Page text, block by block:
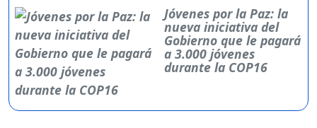
Jóvenes por la Paz: la
nueva iniciativa del
Gobierno que le pagará
a 3.000 jóvenes
durante la COP16